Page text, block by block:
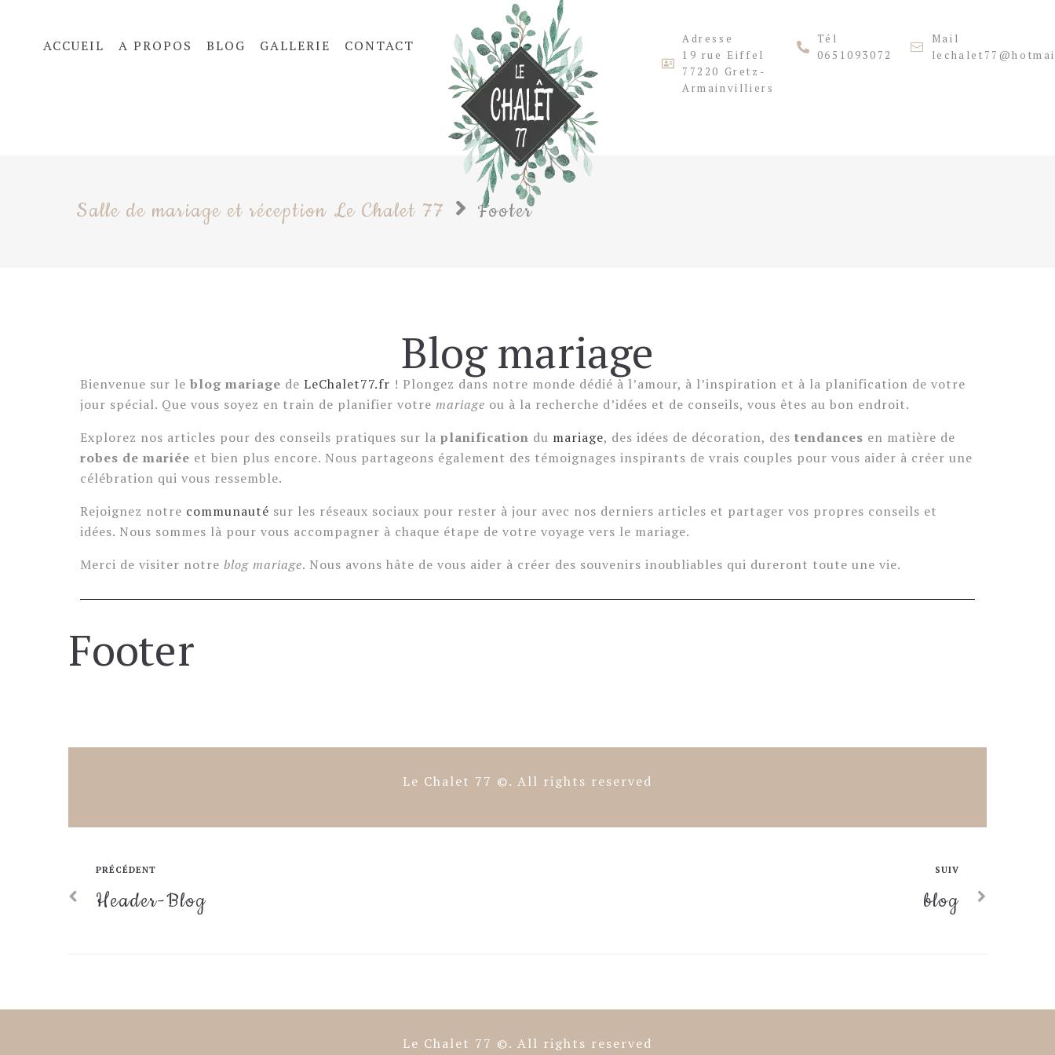
ACCUEIL A PROPOS BLOG GALLERIE CONTACT
Adresse
19 rue Eiffel
77220 Gretz-
Armainvilliers
Tél
0651093072
Mail
Salle de mariage et réception Le Chalet 77 Footer
Blog mariage
Bienvenue sur le blog mariage de LeChalet77.fr ! Plongez dans notre monde dédié à l’amour, à l’inspiration et à la planification de votre
jour spécial. Que vous soyez en train de planifier votre mariage ou à la recherche d’idées et de conseils, vous êtes au bon endroit.
Explorez nos articles pour des conseils pratiques sur la planification du mariage, des idées de décoration, des tendances en matière de
robes de mariée et bien plus encore. Nous partageons également des témoignages inspirants de vrais couples pour vous aider à créer une
célébration qui vous ressemble.
Rejoignez notre communauté sur les réseaux sociaux pour rester à jour avec nos derniers articles et partager vos propres conseils et
idées. Nous sommes là pour vous accompagner à chaque étape de votre voyage vers le mariage.
Merci de visiter notre blog mariage. Nous avons hâte de vous aider à créer des souvenirs inoubliables qui dureront toute une vie.
Footer
Le Chalet 77 ©. All rights reserved
PRÉCÉDENT
Header-Blog
SUIV
blog
Le Chalet 77 ©. All rights reserved